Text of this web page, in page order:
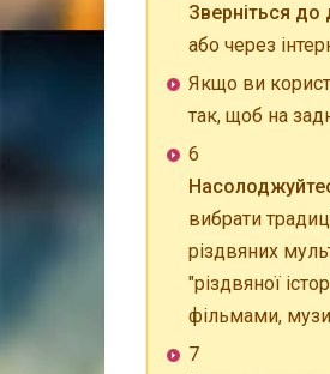
Зверніться до
або через
Якщо ви
так, щоб на
6
вибрати
різдвяних
"різдвяної
фільмами,
7